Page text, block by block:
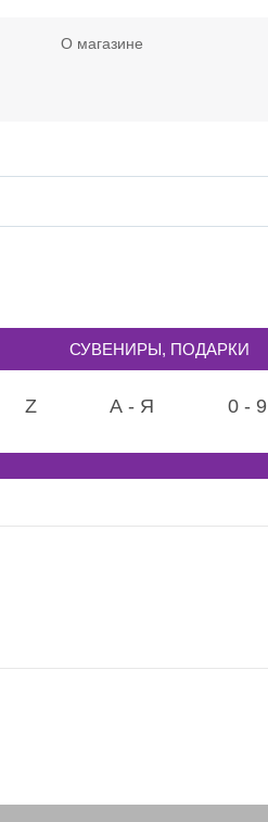
О магазине
СУВЕНИРЫ, ПОДАРКИ
Z А - Я 0 - 9